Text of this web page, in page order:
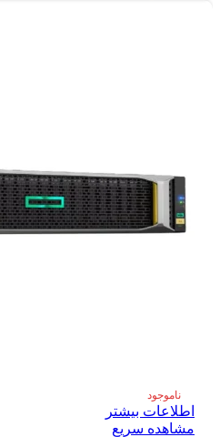
ناموجود
اطلاعات بیشتر
مشاهده سریع